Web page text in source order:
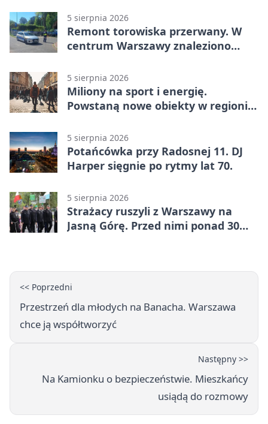
5 sierpnia 2026
Remont torowiska przerwany. W
centrum Warszawy znaleziono
5 sierpnia 2026
Miliony na sport i energię.
Powstaną nowe obiekty w regionie
5 sierpnia 2026
Potańcówka przy Radosnej 11. DJ
Harper sięgnie po rytmy lat 70.
5 sierpnia 2026
Strażacy ruszyli z Warszawy na
Jasną Górę. Przed nimi ponad 30
<< Poprzedni
Przestrzeń dla młodych na Banacha. Warszawa
chce ją współtworzyć
Następny >>
Na Kamionku o bezpieczeństwie. Mieszkańcy
usiądą do rozmowy